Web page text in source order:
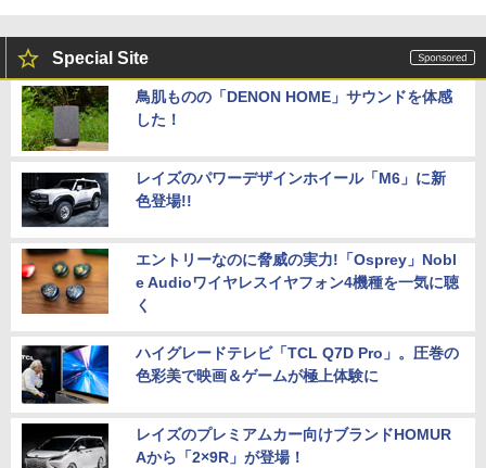
Special Site
鳥肌ものの「DENON HOME」サウンドを体感
した！
レイズのパワーデザインホイール「M6」に新
色登場!!
エントリーなのに脅威の実力!「Osprey」Nobl
e Audioワイヤレスイヤフォン4機種を一気に聴
く
ハイグレードテレビ「TCL Q7D Pro」。圧巻の
色彩美で映画＆ゲームが極上体験に
レイズのプレミアムカー向けブランドHOMUR
Aから「2×9R」が登場！